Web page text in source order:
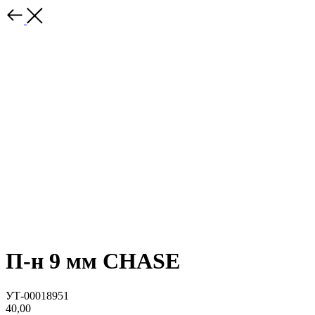
П-н 9 мм CHASE
УТ-00018951
40,00